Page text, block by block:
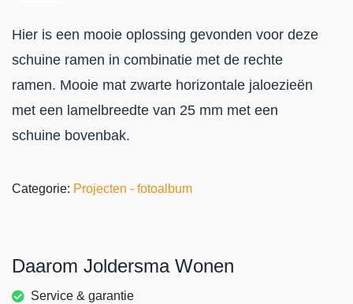
Hier is een mooie oplossing gevonden voor deze
schuine ramen in combinatie met de rechte
ramen. Mooie mat zwarte horizontale jaloezieën
met een lamelbreedte van 25 mm met een
schuine bovenbak.
Categorie: Projecten - fotoalbum
Daarom Joldersma Wonen
Service & garantie